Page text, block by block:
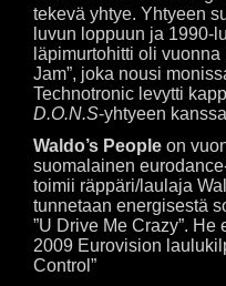
tekevä yhtye. Yhtyeen
luvun loppuun ja 1990-
läpimurtohitti oli
Jam”, joka nousi
Technotronic levytti
D.O.N.S-yhtyeen
Waldo’s People on
suomalainen
toimii räppäri/laulaja
tunnetaan energisestä
”U Drive Me Crazy”.
2009 Eurovision
Control”